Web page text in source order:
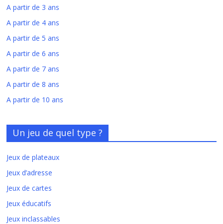
A partir de 3 ans
A partir de 4 ans
A partir de 5 ans
A partir de 6 ans
A partir de 7 ans
A partir de 8 ans
A partir de 10 ans
Un jeu de quel type ?
Jeux de plateaux
Jeux d’adresse
Jeux de cartes
Jeux éducatifs
Jeux inclassables